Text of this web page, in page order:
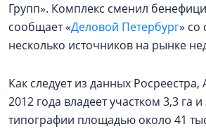
Групп». Комплекс сменил
сообщает «Деловой Петербург» со
несколько источников на рынке
Как следует из данных
2012 года владеет участком 3,3 га
типографии площадью около 41